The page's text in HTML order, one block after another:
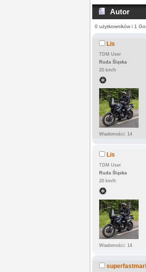
Autor
0 użytkowników i 1
Lis
TDM User
Ruda Śląska
20 km/h
Wiadomości: 14
Lis
TDM User
Ruda Śląska
20 km/h
Wiadomości: 14